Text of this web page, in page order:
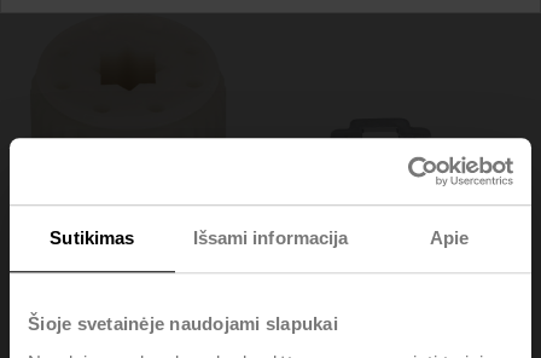
Sutikimas Išsami informacija Apie
Šioje svetainėje naudojami slapukai